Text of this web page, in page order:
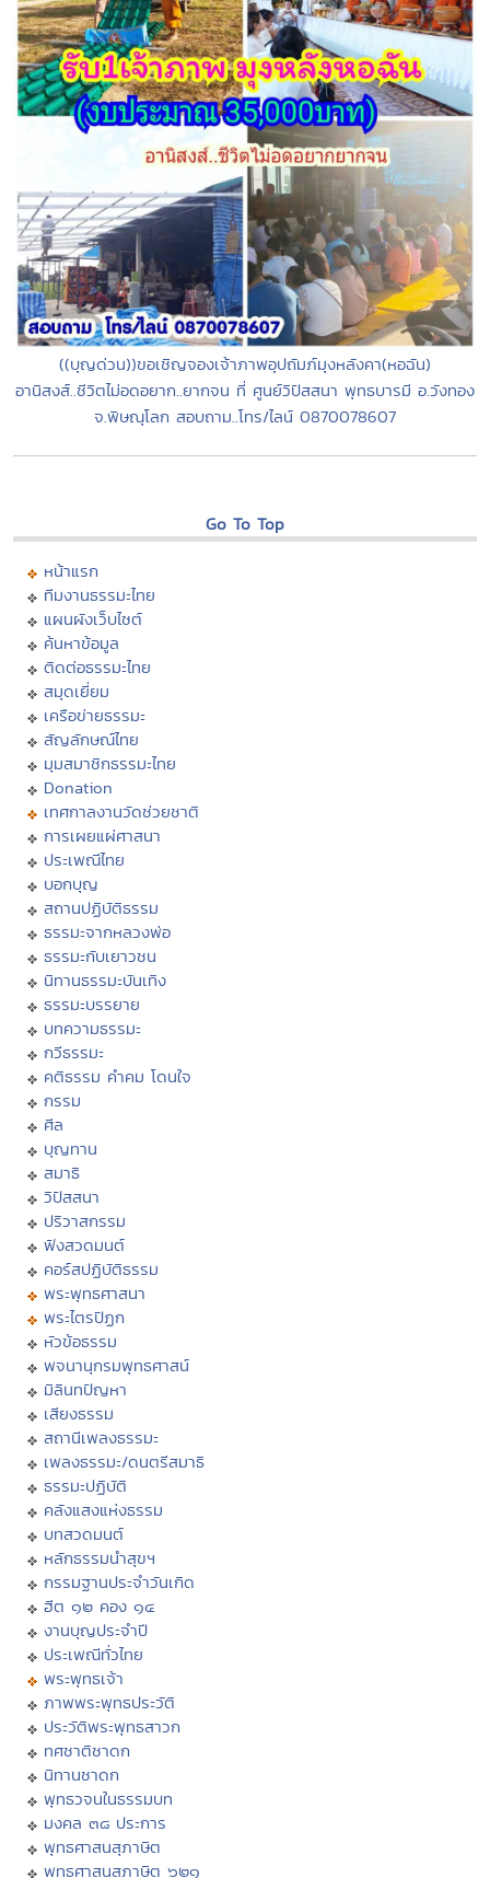
((บุญด่วน))ขอเชิญจองเจ้าภาพอุปถัมภ์มุงหลังคา(หอฉัน)
อานิสงส์..ชีวิตไม่อดอยาก..ยากจน ที่ ศูนย์วิปัสสนา พุทธบารมี อ.วังทอง
จ.พิษณุโลก สอบถาม..โทร/ไลน์ 0870078607
Go To Top
หน้าแรก
ทีมงานธรรมะไทย
แผนผังเว็บไซต์
ค้นหาข้อมูล
ติดต่อธรรมะไทย
สมุดเยี่ยม
เครือข่ายธรรมะ
สัญลักษณ์ไทย
มุมสมาชิกธรรมะไทย
Donation
เทศกาลงานวัดช่วยชาติ
การเผยแผ่ศาสนา
ประเพณีไทย
บอกบุญ
สถานปฏิบัติธรรม
ธรรมะจากหลวงพ่อ
ธรรมะกับเยาวชน
นิทานธรรมะบันเทิง
ธรรมะบรรยาย
บทความธรรมะ
กวีธรรมะ
คติธรรม คำคม โดนใจ
กรรม
ศีล
บุญทาน
สมาธิ
วิปัสสนา
ปริวาสกรรม
ฟังสวดมนต์
คอร์สปฏิบัติธรรม
พระพุทธศาสนา
พระไตรปิฏก
หัวข้อธรรม
พจนานุกรมพุทธศาสน์
มิลินทปัญหา
เสียงธรรม
สถานีเพลงธรรมะ
เพลงธรรมะ/ดนตรีสมาธิ
ธรรมะปฏิบัติ
คลังแสงแห่งธรรม
บทสวดมนต์
หลักธรรมนำสุขฯ
กรรมฐานประจำวันเกิด
ฮีต ๑๒ คอง ๑๔
งานบุญประจำปี
ประเพณีทั่วไทย
พระพุทธเจ้า
ภาพพระพุทธประวัติ
ประวัติพระพุทธสาวก
ทศชาติชาดก
นิทานชาดก
พุทธวจนในธรรมบท
มงคล ๓๘ ประการ
พุทธศาสนสุภาษิต
พุทธศาสนสุภาษิต ๖๒๑